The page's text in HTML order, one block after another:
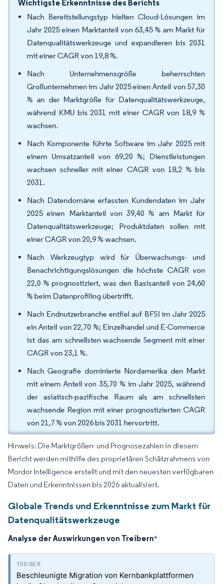
Wichtigste Erkenntnisse des Berichts
Nach Bereitstellungstyp hielten Cloud-Lösungen im
Jahr 2025 einen Marktanteil von 63,45 % am Markt für
Datenqualitätswerkzeuge und expandieren bis 2031
mit einer CAGR von 19,8 %.
Nach Unternehmensgröße beherrschten
Großunternehmen im Jahr 2025 einen Anteil von 57,30
% an der Marktgröße für Datenqualitätswerkzeuge,
während KMU bis 2031 mit einer CAGR von 18,9 %
wachsen.
Nach Komponente führte Software im Jahr 2025 mit
einem Umsatzanteil von 69,20 %; Dienstleistungen
wachsen schneller mit einer CAGR von 18,2 % bis
2031.
Nach Datendomäne erfassten Kundendaten im Jahr
2025 einen Marktanteil von 39,40 % am Markt für
Datenqualitätswerkzeuge; Produktdaten sollen mit
einer CAGR von 20,9 % wachsen.
Nach Werkzeugtyp wird für Überwachungs- und
Benachrichtigungslösungen die höchste CAGR von
22,0 % prognostiziert, was den Basisanteil von 24,60
% beim Datenprofiling übertrifft.
Nach Endnutzerbranche entfiel auf BFSI im Jahr 2025
ein Anteil von 22,70 %; Einzelhandel und E-Commerce
ist das am schnellsten wachsende Segment mit einer
CAGR von 23,1 %.
Nach Geografie dominierte Nordamerika den Markt
mit einem Anteil von 35,70 % im Jahr 2025, während
der asiatisch-pazifische Raum als am schnellsten
wachsende Region mit einer prognostizierten CAGR
von 21,7 % von 2026 bis 2031 hervortritt.
Hinweis: Die Marktgrößen- und Prognosezahlen in diesem
Bericht werden mithilfe des proprietären Schätzrahmens von
Mordor Intelligence erstellt und mit den neuesten verfügbaren
Daten und Erkenntnissen bis 2026 aktualisiert.
Globale Trends und Erkenntnisse zum Markt für
Datenqualitätswerkzeuge
Analyse der Auswirkungen von Treibern*
Beschleunigte Migration von Kernbankplattformen